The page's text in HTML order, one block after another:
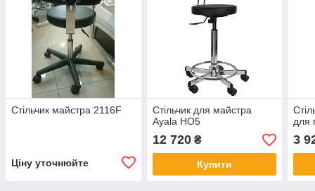
Стільчик майстра 2116F
Ціну уточнюйте
Стільчик для майстра
Ayala НО5
12 720₴
Купити
для
3